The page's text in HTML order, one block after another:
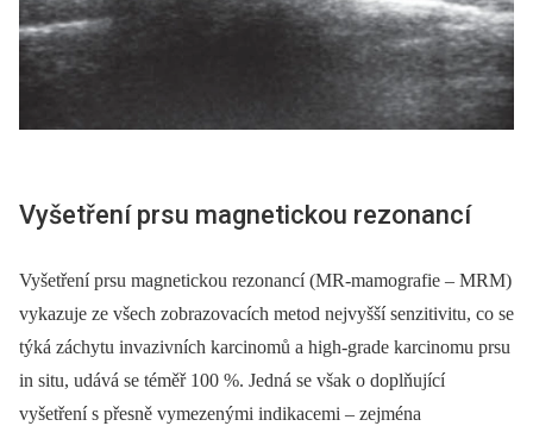
Vyšetření prsu magnetickou rezonancí
Vyšetření prsu magnetickou rezonancí (MR-mamografie –⁠ MRM)
vykazuje ze všech zobrazovacích metod nejvyšší senzitivitu, co se
týká záchytu invazivních karcinomů a high-grade karcinomu prsu
in situ, udává se téměř 100 %. Jedná se však o doplňující
vyšetření s přesně vymezenými indikacemi –⁠ zejména